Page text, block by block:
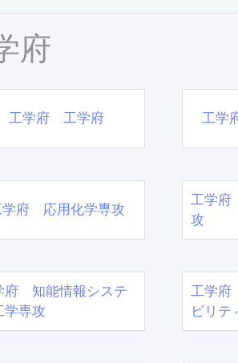
府
工学府 工学府 工学
学府 応用化学専攻
工学府
攻
府 知能情報システ
学専攻
工学府
ビリテ